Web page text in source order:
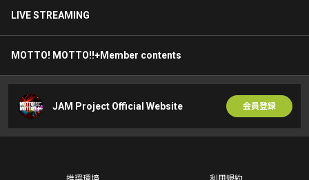
LIVE STREAMING
MOTTO! MOTTO!!+Member contents
JAM Project Official Website 会員登録